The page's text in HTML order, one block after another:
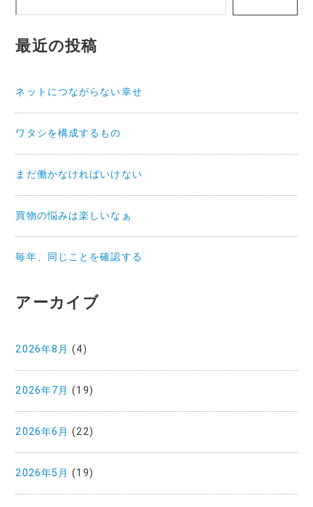
最近の投稿
ネットにつながらない幸せ
ワタシを構成するもの
まだ働かなければいけない
買物の悩みは楽しいなぁ
毎年、同じことを確認する
アーカイブ
2026年8月 (4)
2026年7月 (19)
2026年6月 (22)
2026年5月 (19)